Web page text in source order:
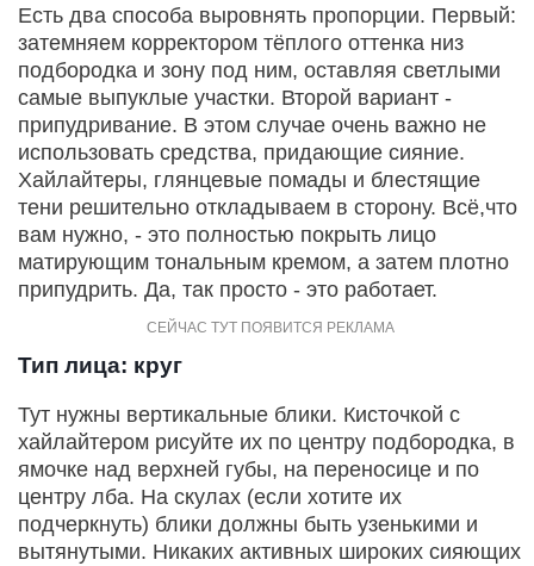
Есть два способа выровнять пропорции. Первый:
затемняем корректором тёплого оттенка низ
подбородка и зону под ним, оставляя светлыми
самые выпуклые участки. Второй вариант -
припудривание. В этом случае очень важно не
использовать средства, придающие сияние.
Хайлайтеры, глянцевые помады и блестящие
тени решительно откладываем в сторону. Всё,что
вам нужно, - это полностью покрыть лицо
матирующим тональным кремом, а затем плотно
припудрить. Да, так просто - это работает.
Тип лица: круг
Тут нужны вертикальные блики. Кисточкой с
хайлайтером рисуйте их по центру подбородка, в
ямочке над верхней губы, на переносице и по
центру лба. На скулах (если хотите их
подчеркнуть) блики должны быть узенькими и
вытянутыми. Никаких активных широких сияющих